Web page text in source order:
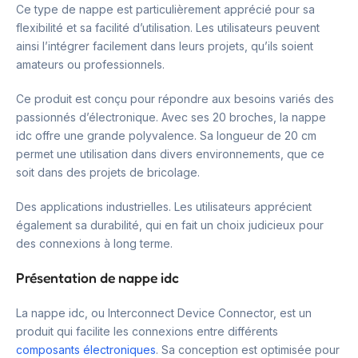
Ce type de nappe est particulièrement apprécié pour sa
flexibilité et sa facilité d’utilisation. Les utilisateurs peuvent
ainsi l’intégrer facilement dans leurs projets, qu’ils soient
amateurs ou professionnels.
Ce produit est conçu pour répondre aux besoins variés des
passionnés d’électronique. Avec ses 20 broches, la nappe
idc offre une grande polyvalence. Sa longueur de 20 cm
permet une utilisation dans divers environnements, que ce
soit dans des projets de bricolage.
Des applications industrielles. Les utilisateurs apprécient
également sa durabilité, qui en fait un choix judicieux pour
des connexions à long terme.
Présentation de nappe idc
La nappe idc, ou Interconnect Device Connector, est un
produit qui facilite les connexions entre différents
composants électroniques. Sa conception est optimisée pour